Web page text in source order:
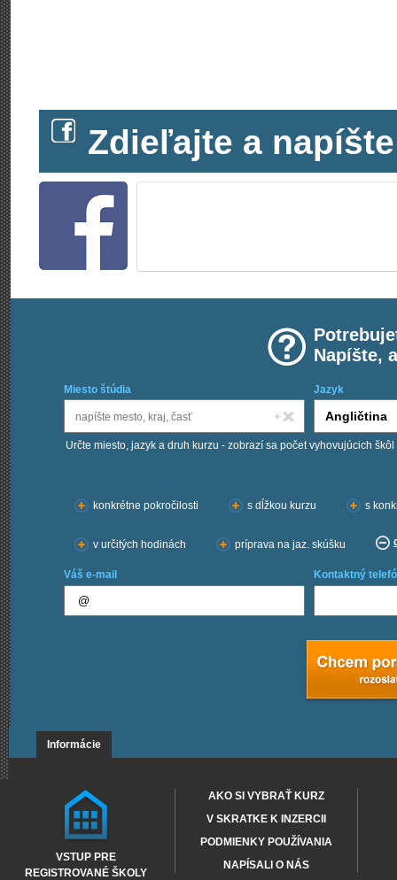
Zdieľajte a
Napíšte,
Miesto štúdia Jazyk
Určte miesto, jazyk a druh kurzu - zobrazí sa počet vyhovujúcich škôl
konkrétne pokročilosti
s dĺžkou kurzu s
v určitých hodinách príprava na jaz. skúšku
Váš e-mail Kontaktný
Informácie
VSTUP PRE
REGISTROVANÉ ŠKOLY
AKO SI VYBRAŤ KURZ
V SKRATKE K INZERCII
PODMIENKY POUŽÍVANIA
NAPÍSALI O NÁS